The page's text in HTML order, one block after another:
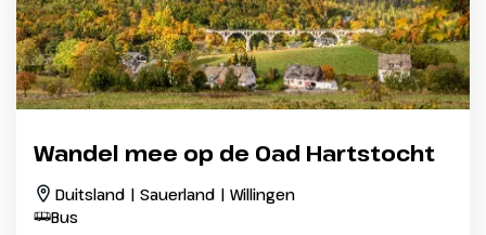
Wandel mee op de Oad Hartstocht
Duitsland | Sauerland | Willingen
Bus